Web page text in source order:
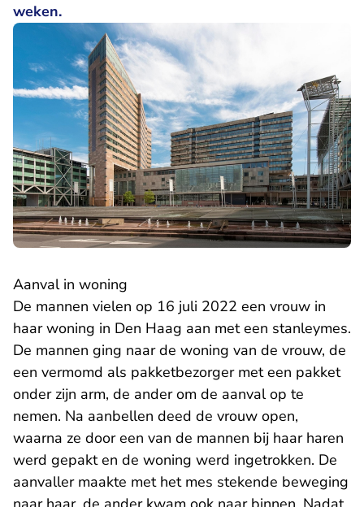
weken.
Aanval in woning
De mannen vielen op 16 juli 2022 een vrouw in
haar woning in Den Haag aan met een stanleymes.
De mannen ging naar de woning van de vrouw, de
een vermomd als pakketbezorger met een pakket
onder zijn arm, de ander om de aanval op te
nemen. Na aanbellen deed de vrouw open,
waarna ze door een van de mannen bij haar haren
werd gepakt en de woning werd ingetrokken. De
aanvaller maakte met het mes stekende beweging